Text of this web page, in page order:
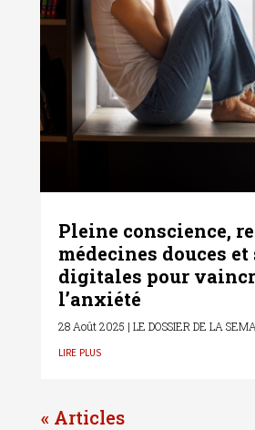
Pleine conscience,
médecines douces
digitales pour
l’anxiété
28 Août 2025 | LE DOSSIER DE LA
lire plus
« Entrées précédentes